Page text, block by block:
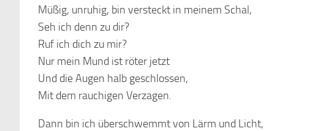
Müßig, unruhig, bin versteckt in meinem Schal,
Seh ich denn zu dir?
Ruf ich dich zu mir?
Nur mein Mund ist röter jetzt
Und die Augen halb geschlossen,
Mit dem rauchigen Verzagen.
Dann bin ich überschwemmt von Lärm und Licht,